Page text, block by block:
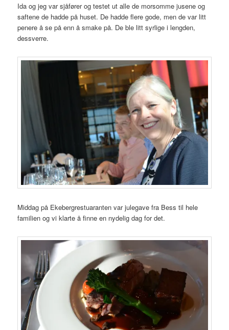
Ida og jeg var sjåfører og testet ut alle de morsomme jusene og
saftene de hadde på huset. De hadde flere gode, men de var litt
penere å se på enn å smake på. De ble litt syrlige i lengden,
dessverre.
Middag på Ekebergrestuaranten var julegave fra Bess til hele
familien og vi klarte å finne en nydelig dag for det.